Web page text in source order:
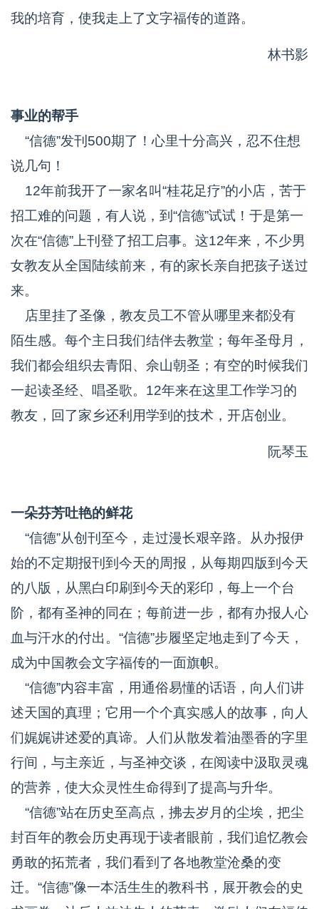
我的培育，使我走上了文字福传的道路。
林书影
事业的帮手
“信德”发刊500期了！心里十分高兴，忍不住想
说几句！
12年前我开了一家名叫“桂花足疗”的小店，苦于
招工难的问题，有人说，到“信德”试试！于是第一
次在“信德”上刊登了招工启事。这12年来，不少男
女教友从全国陆续前来，有的家长亲自把孩子送过
来。
店里挂了圣像，教友员工不管从哪里来都没有
陌生感。每个主日我们结伴去教堂；每年圣母月，
我们都会组织去青阳、佘山朝圣；有空的时候我们
一起读圣经、唱圣歌。12年来在这里工作学习的
教友，回了家乡还利用学到的技术，开店创业。
阮琴玉
一朵芬芳吐艳的鲜花
“信德”从创刊至今，走过漫长艰辛路。从办报伊
始的不定期报刊到今天的周报，从每期四版到今天
的八版，从黑白印刷到今天的彩印，每上一个台
阶，都有圣神的同在；每前进一步，都有办报人心
血与汗水的付出。“信德”步履坚定地走到了今天，
成为中国教会文字福传的一面旗帜。
“信德”内容丰富，用通俗易懂的话语，向人们讲
述天国的真理；它用一个个真实感人的故事，向人
们娓娓讲述爱的真谛。人们从散发着油墨香的字里
行间，与主亲近，与圣神交谈，在阅读中汲取灵魂
的营养，使大众灵性生命得到了提高与升华。
“信德”站在历史至高点，拂去岁月的尘埃，把尘
封百年的教会历史再现于读者眼前，我们追忆教会
勇敢的拓荒者，我们看到了各地教堂沧桑的变
迁。“信德”像一本活生生的教科书，展开教会的史